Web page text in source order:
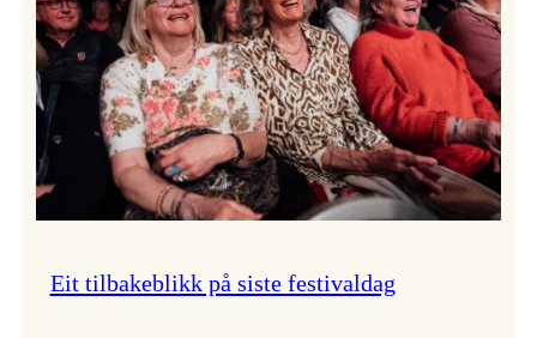
Eit tilbakeblikk på siste festivaldag